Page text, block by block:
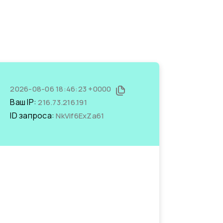
2026-08-06 18:46:23 +0000
Ваш IP:216.73.216.191
ID запроса:NkVif6ExZa61